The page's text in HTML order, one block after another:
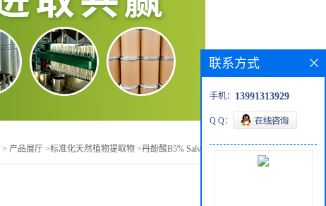
> 产品展厅 >标准化天然植物提取物 >丹酚酸B5% Salvianolic acid B5%
联系方式
手机： 13991313929
Q Q：